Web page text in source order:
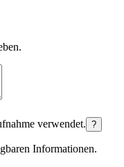
verwendet. ?
Informationen.